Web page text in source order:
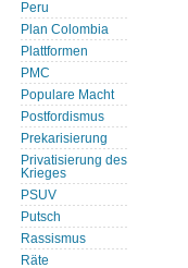
Peru
Plan Colombia
Plattformen
PMC
Populare Macht
Postfordismus
Prekarisierung
Privatisierung des
Krieges
PSUV
Putsch
Rassismus
Räte